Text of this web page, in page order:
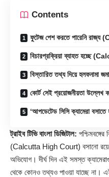
Contents
ফুটেজ পেশ করতে পারেনি
বিচারপ্রক্রিয়া ব্যাহত হচ্ছে
বিস্তারিত তথ্য দিয়ে হলফনামা জমা
কোর্ট সেই প্রয়োজনীয়তা উল্লেখ
‘আপডেটেড সিসি ক্যামেরা বসাতে
ট্রাইব টিভি বাংলা ডিজিটাল:
(Calcutta High Court) বসানো
অভিযোগ। দীর্ঘ দিন এই সমস্ত
থেকে কোনও তথ্যও পাওয়া যাচ্ছে না। এই